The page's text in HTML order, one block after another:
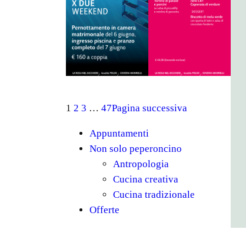
1 2 3 … 47Pagina successiva
Appuntamenti
Non solo peperoncino
Antropologia
Cucina creativa
Cucina tradizionale
Offerte